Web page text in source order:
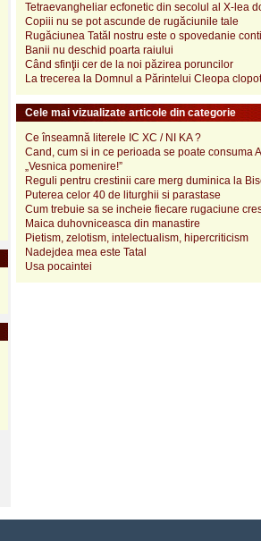
Tetraevangheliar ecfonetic din secolul al X-lea
Copiii nu se pot ascunde de rugăciunile tale
Rugăciunea Tatăl nostru este o spovedanie
Banii nu deschid poarta raiului
Când sfinţii cer de la noi păzirea poruncilor
La trecerea la Domnul a Părintelui Cleopa
Cele mai vizualizate articole din categorie
Ce înseamnă literele IC XC / NI KA ?
Cand, cum si in ce perioada se poate consuma
„Vesnica pomenire!”
Reguli pentru crestinii care merg duminica la
Puterea celor 40 de liturghii si parastase
Cum trebuie sa se incheie fiecare rugaciune
Maica duhovniceasca din manastire
Pietism, zelotism, intelectualism, hipercriticism
Nadejdea mea este Tatal
Usa pocaintei